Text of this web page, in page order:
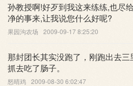
孙教授啊!好歹到我这来练练,也尽
净的事来,让我说您什么好呢?
果园沟农场 2009-09-17 8:25:20
那封团长其实没跑了，刚跑出去
抓去吃了肠子。
怒晴鸡 2009-08-30 6:02:47